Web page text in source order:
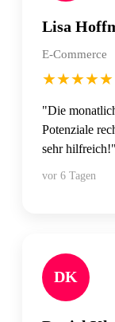
Lisa
E-Commerce
★★★★★
"Die
Potenziale
sehr hilfreich!"
vor 6 Tagen
DK